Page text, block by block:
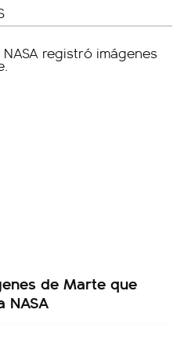
de Marte que
NASA